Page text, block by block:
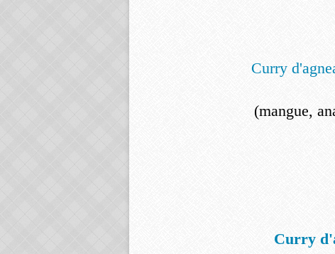
Curry
(mangue,
Curry